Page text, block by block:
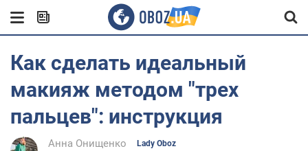
Как сделать идеальный
макияж методом "трех
пальцев": инструкция
Анна Онищенко Lady Oboz